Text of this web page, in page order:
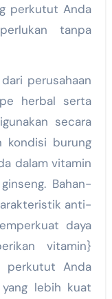
perkutut Anda
tanpa
perusahaan
herbal serta
secara
kondisi burung
dalam vitamin
Bahan-
anti-
daya
vitamin}
perkutut Anda
lebih kuat